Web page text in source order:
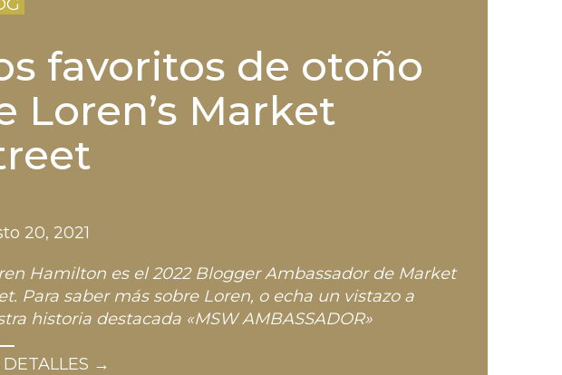
favoritos de otoño
Loren’s Market
20, 2021
Hamilton es el 2022 Blogger Ambassador de Market
Para saber más sobre Loren, o echa un vistazo a
historia destacada «MSW AMBASSADOR»
DETALLES →